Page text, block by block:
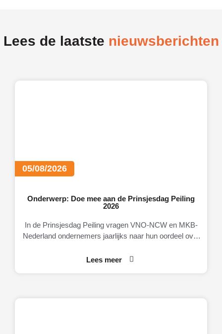
Lees de laatste nieuwsberichten
05/08/2026
Onderwerp: Doe mee aan de Prinsjesdag Peiling
2026
In de Prinsjesdag Peiling vragen VNO-NCW en MKB-
Nederland ondernemers jaarlijks naar hun oordeel over
Lees meer